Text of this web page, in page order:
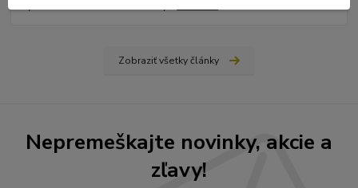
Zobraziť všetky články
Nepremeškajte novinky, akcie a
zľavy!